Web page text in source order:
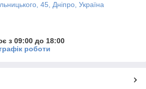
45, Дніпро, Україна
з 09:00 до 18:00
роботи